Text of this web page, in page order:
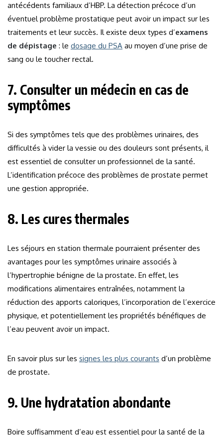
antécédents familiaux d’HBP. La détection précoce d’un
éventuel problème prostatique peut avoir un impact sur les
traitements et leur succès. Il existe deux types d’examens
de dépistage : le dosage du PSA au moyen d’une prise de
sang ou le toucher rectal.
7. Consulter un médecin en cas de
symptômes
Si des symptômes tels que des problèmes urinaires, des
difficultés à vider la vessie ou des douleurs sont présents, il
est essentiel de consulter un professionnel de la santé.
L’identification précoce des problèmes de prostate permet
une gestion appropriée.
8. Les cures thermales
Les séjours en station thermale pourraient présenter des
avantages pour les symptômes urinaire associés à
l’hypertrophie bénigne de la prostate. En effet, les
modifications alimentaires entraînées, notamment la
réduction des apports caloriques, l’incorporation de l’exercice
physique, et potentiellement les propriétés bénéfiques de
l’eau peuvent avoir un impact.
En savoir plus sur les signes les plus courants d’un problème
de prostate.
9. Une hydratation abondante
Boire suffisamment d’eau est essentiel pour la santé de la